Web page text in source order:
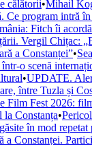
călătorii•Mihail
Ce program intră
Fitch îi
Vergil Chițac:
a Constanței”•
o scenă
•UPDATE.
între Tuzla și
Film Fest 2026:
Constanța•
în mod repetat
a Constanței.